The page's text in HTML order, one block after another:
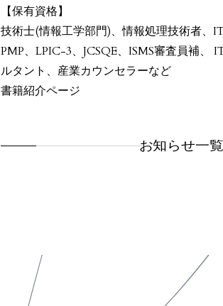
【保有資格】
技術士(情報工学部門)、情報処理技術者、
PMP、LPIC-3、JCSQE、ISMS審査員補、
ルタント、産業カウンセラーなど
書籍紹介ページ
お知らせ一覧